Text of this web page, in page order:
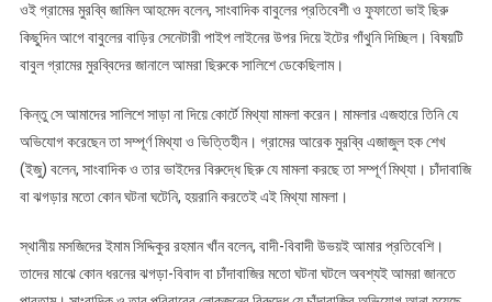
ওই গ্রামের মুরব্বি জামিল আহমেদ বলেন, সাংবাদিক বাবুলের প্রতিবেশী ও ফুফাতো ভাই ছিরু
কিছুদিন আগে বাবুলের বাড়ির সেনেটারী পাইপ লাইনের উপর দিয়ে ইটের গাঁথুনি দিচ্ছিল। বিষয়টি
বাবুল গ্রামের মুরব্বিদের জানালে আমরা ছিরুকে সালিশে ডেকেছিলাম।
কিন্তু সে আমাদের সালিশে সাড়া না দিয়ে কোর্টে মিথ্যা মামলা করেন। মামলার এজহারে তিনি যে
অভিযোগ করেছেন তা সম্পূর্ণ মিথ্যা ও ভিত্তিহীন। গ্রামের আরেক মুরব্বি এজাজুল হক শেখ
(ইজু) বলেন, সাংবাদিক ও তার ভাইদের বিরুদ্ধে ছিরু যে মামলা করছে তা সম্পূর্ণ মিথ্যা। চাঁদাবাজি
বা ঝগড়ার মতো কোন ঘটনা ঘটেনি, হয়রানি করতেই এই মিথ্যা মামলা।
স্থানীয় মসজিদের ইমাম সিদ্দিকুর রহমান খাঁন বলেন, বাদী-বিবাদী উভয়ই আমার প্রতিবেশি।
তাদের মাঝে কোন ধরনের ঝগড়া-বিবাদ বা চাঁদাবাজির মতো ঘটনা ঘটলে অবশ্যই আমরা জানতে